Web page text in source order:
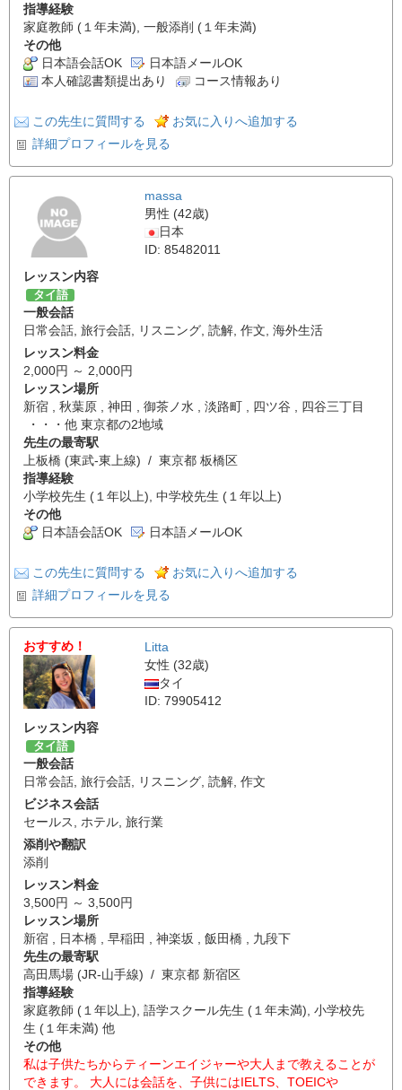
指導経験
家庭教師 (１年未満), 一般添削 (１年未満)
その他
日本語会話OK
日本語メールOK
本人確認書類提出あり
コース情報あり
この先生に質問する
お気に入りへ追加する
詳細プロフィールを見る
massa
男性 (42歳)
日本
ID: 85482011
レッスン内容
タイ語
一般会話
日常会話 旅行会話 リスニング 読解 作文 海外生活
レッスン料金
2,000円 ～ 2,000円
レッスン場所
新宿 , 秋葉原 , 神田 , 御茶ノ水 , 淡路町 , 四ツ谷 , 四谷三丁目
・・・他 東京都の2地域
先生の最寄駅
上板橋 (東武-東上線) / 東京都 板橋区
指導経験
小学校先生 (１年以上), 中学校先生 (１年以上)
その他
日本語会話OK
日本語メールOK
この先生に質問する
お気に入りへ追加する
詳細プロフィールを見る
おすすめ！
Litta
女性 (32歳)
タイ
ID: 79905412
レッスン内容
タイ語
一般会話
日常会話, 旅行会話, リスニング, 読解, 作文
ビジネス会話
セールス, ホテル, 旅行業
添削や翻訳
添削
レッスン料金
3,500円 ～ 3,500円
レッスン場所
新宿 , 日本橋 , 早稲田 , 神楽坂 , 飯田橋 , 九段下
先生の最寄駅
高田馬場 (JR-山手線) / 東京都 新宿区
指導経験
家庭教師 (１年以上), 語学スクール先生 (１年未満), 小学校先
生 (１年未満) 他
その他
私は子供たちからティーンエイジャーや大人まで教えることが
できます。 大人には会話を、子供にはIELTS、TOEICや